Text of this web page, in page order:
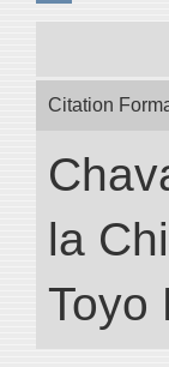
Citation
la
Toyo